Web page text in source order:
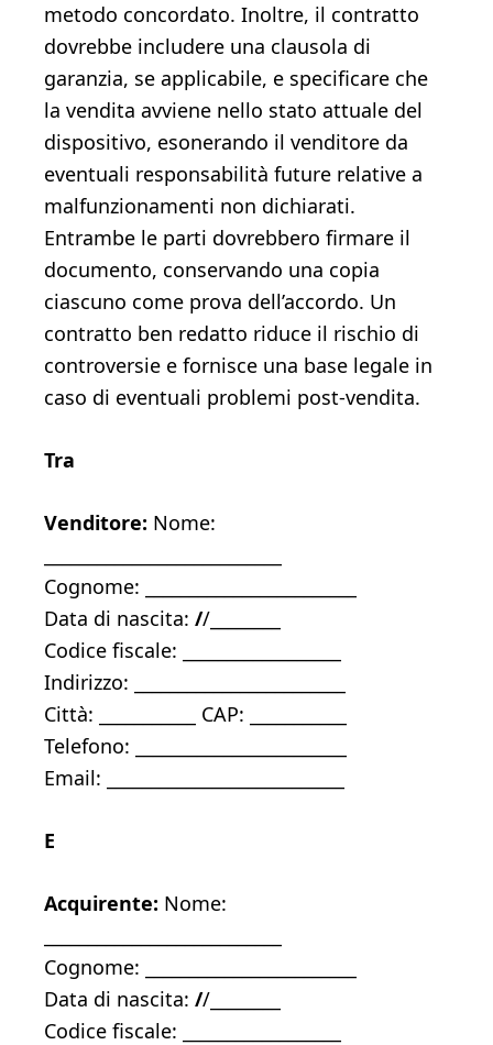
metodo concordato. Inoltre, il contratto
dovrebbe includere una clausola di
garanzia, se applicabile, e specificare che
la vendita avviene nello stato attuale del
dispositivo, esonerando il venditore da
eventuali responsabilità future relative a
malfunzionamenti non dichiarati.
Entrambe le parti dovrebbero firmare il
documento, conservando una copia
ciascuno come prova dell’accordo. Un
contratto ben redatto riduce il rischio di
controversie e fornisce una base legale in
caso di eventuali problemi post-vendita.
Tra
Venditore: Nome:
Cognome: ________________________
Data di nascita: //________
Codice fiscale: __________________
Indirizzo: ________________________
Città: ___________ CAP: ___________
Telefono: ________________________
Email: ___________________________
E
Acquirente: Nome:
Cognome: ________________________
Data di nascita: //________
Codice fiscale: __________________